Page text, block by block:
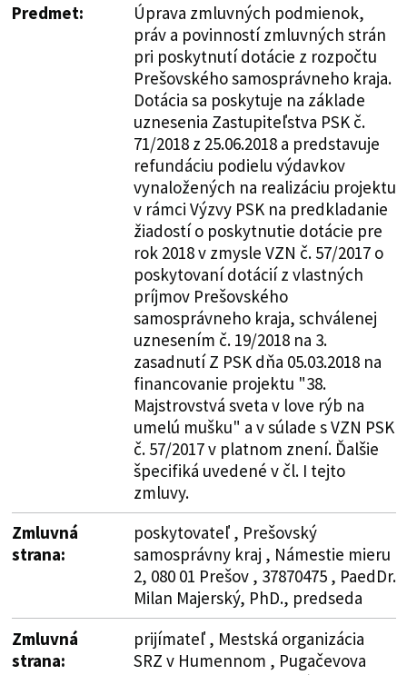
Predmet:
Úprava zmluvných podmienok,
práv a povinností zmluvných strán
pri poskytnutí dotácie z rozpočtu
Prešovského samosprávneho kraja.
Dotácia sa poskytuje na základe
uznesenia Zastupiteľstva PSK č.
71/2018 z 25.06.2018 a predstavuje
refundáciu podielu výdavkov
vynaložených na realizáciu projektu
v rámci Výzvy PSK na predkladanie
žiadostí o poskytnutie dotácie pre
rok 2018 v zmysle VZN č. 57/2017 o
poskytovaní dotácií z vlastných
príjmov Prešovského
samosprávneho kraja, schválenej
uznesením č. 19/2018 na 3.
zasadnutí Z PSK dňa 05.03.2018 na
financovanie projektu "38.
Majstrovstvá sveta v love rýb na
umelú mušku" a v súlade s VZN PSK
č. 57/2017 v platnom znení. Ďalšie
špecifiká uvedené v čl. I tejto
zmluvy.
Zmluvná
strana:
poskytovateľ , Prešovský
samosprávny kraj , Námestie mieru
2, 080 01 Prešov , 37870475 , PaedDr.
Milan Majerský, PhD., predseda
Zmluvná
strana:
prijímateľ , Mestská organizácia
SRZ v Humennom , Pugačevova